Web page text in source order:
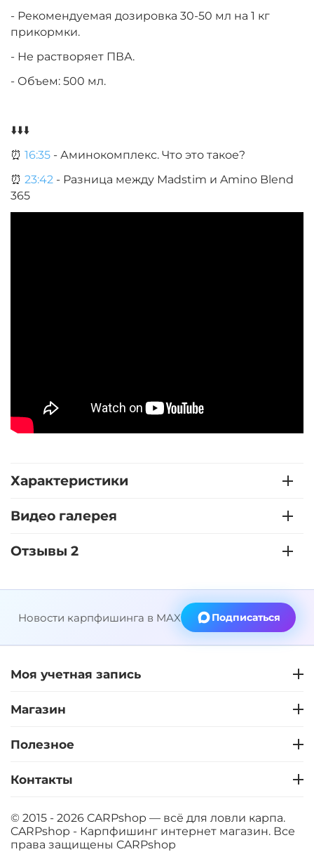
- Рекомендуемая дозировка 30-50 мл на 1 кг
прикормки.
- Не растворяет ПВА.
- Объем: 500 мл.
⬇️⬇️⬇️
⏰ 16:35 - Аминокомплекс. Что это такое?
⏰ 23:42 - Разница между Madstim и Amino Blend
365
Характеристики
Видео галерея
Отзывы 2
Новости карпфишинга в MAX Подписаться
Моя учетная запись
Магазин
Полезное
Контакты
© 2015 - 2026 CARPshop — всё для ловли карпа.
CARPshop - Карпфишинг интернет магазин. Все
права защищены CARPshop